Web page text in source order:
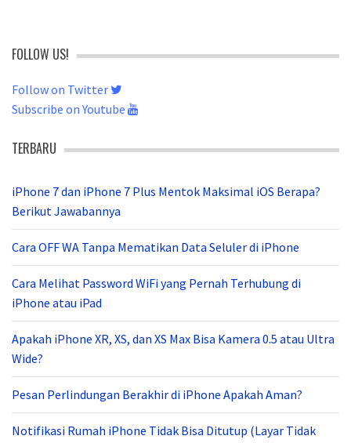
FOLLOW US!
Follow on Twitter
Subscribe on Youtube
TERBARU
iPhone 7 dan iPhone 7 Plus Mentok Maksimal iOS Berapa?
Berikut Jawabannya
Cara OFF WA Tanpa Mematikan Data Seluler di iPhone
Cara Melihat Password WiFi yang Pernah Terhubung di
iPhone atau iPad
Apakah iPhone XR, XS, dan XS Max Bisa Kamera 0.5 atau Ultra
Wide?
Pesan Perlindungan Berakhir di iPhone Apakah Aman?
Notifikasi Rumah iPhone Tidak Bisa Ditutup (Layar Tidak